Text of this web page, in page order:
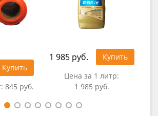
Купить
845 руб.
1 985 руб.
Купить
Цена за 1 литр:
1 985 руб.